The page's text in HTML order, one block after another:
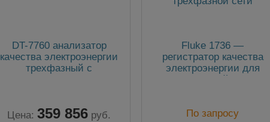
DT-7760 анализатор
качества электроэнергии
трехфазный с
Цена: 359 856 руб.
Fluke 1736 —
регистратор качества
электроэнергии для
трехфазной сети
По запросу